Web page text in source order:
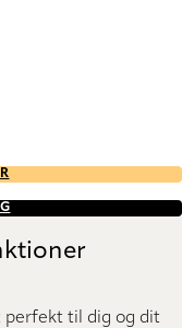
perfekt til dig og dit